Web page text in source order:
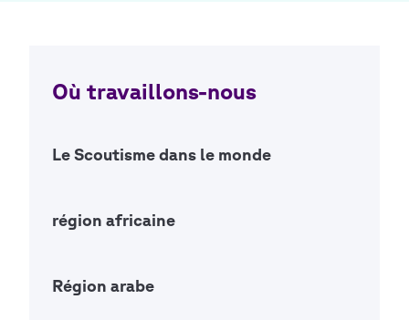
Où travaillons-nous
Le Scoutisme dans le monde
région africaine
Région arabe